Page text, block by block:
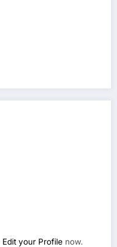
Edit your Profile now.